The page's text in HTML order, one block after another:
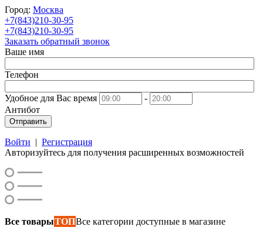
Город: Москва
+7(843)210-30-95
+7(843)210-30-95
Заказать обратный звонок
Ваше имя
Телефон
Удобное для Вас время
-
Антибот
Отправить
Войти | Регистрация
Авторизуйтесь для получения расширенных возможностей
Все товарыТОПВсе категории доступные в магазине